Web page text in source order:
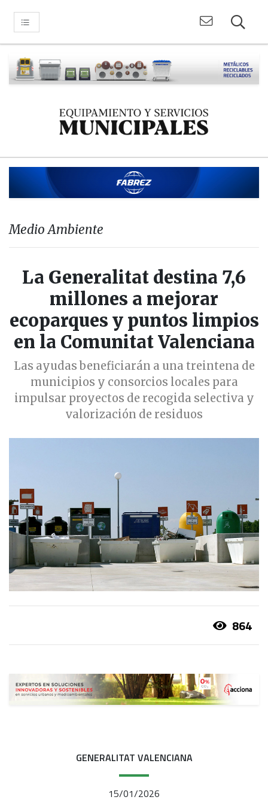
Medio Ambiente
La Generalitat destina 7,6
millones a mejorar
ecoparques y puntos limpios
en la Comunitat Valenciana
Las ayudas beneficiarán a una treintena de
municipios y consorcios locales para
impulsar proyectos de recogida selectiva y
valorización de residuos
864
GENERALITAT VALENCIANA
15/01/2026